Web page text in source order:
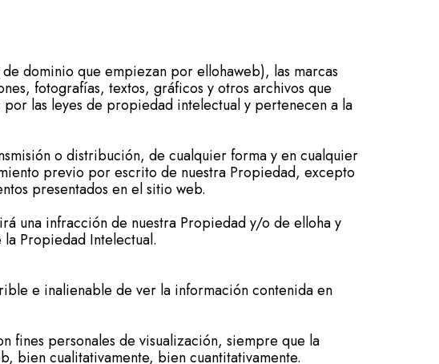
dominio que empiezan por ellohaweb), las marcas
fotografías, textos, gráficos y otros archivos que
las leyes de propiedad intelectual y pertenecen a la
o distribución, de cualquier forma y en cualquier
previo por escrito de nuestra Propiedad, excepto
presentados en el sitio web.
una infracción de nuestra Propiedad y/o de elloha y
Propiedad Intelectual.
e inalienable de ver la información contenida en
fines personales de visualización, siempre que la
bien cualitativamente, bien cuantitativamente.